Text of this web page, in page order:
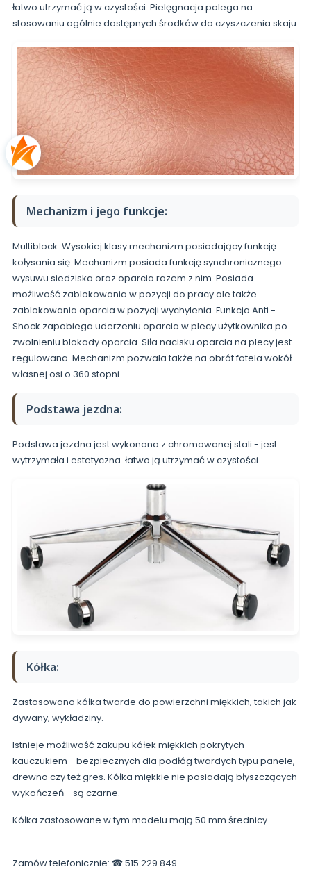
łatwo utrzymać ją w czystości. Pielęgnacja polega na
stosowaniu ogólnie dostępnych środków do czyszczenia skaju.
Mechanizm i jego funkcje:
Multiblock: Wysokiej klasy mechanizm posiadający funkcję
kołysania się. Mechanizm posiada funkcję synchronicznego
wysuwu siedziska oraz oparcia razem z nim. Posiada
możliwość zablokowania w pozycji do pracy ale także
zablokowania oparcia w pozycji wychylenia. Funkcja Anti -
Shock zapobiega uderzeniu oparcia w plecy użytkownika po
zwolnieniu blokady oparcia. Siła nacisku oparcia na plecy jest
regulowana. Mechanizm pozwala także na obrót fotela wokół
własnej osi o 360 stopni.
Podstawa jezdna:
Podstawa jezdna jest wykonana z chromowanej stali - jest
wytrzymała i estetyczna. łatwo ją utrzymać w czystości.
Kółka:
Zastosowano kółka twarde do powierzchni miękkich, takich jak
dywany, wykładziny.
Istnieje możliwość zakupu kółek miękkich pokrytych
kauczukiem - bezpiecznych dla podłóg twardych typu panele,
drewno czy też gres. Kółka miękkie nie posiadają błyszczących
wykończeń - są czarne.
Kółka zastosowane w tym modelu mają 50 mm średnicy.
Zamów telefonicznie: ☎ 515 229 849